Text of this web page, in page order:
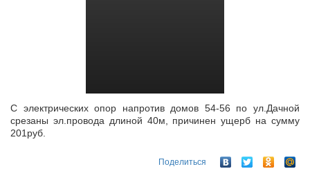
С электрических опор напротив домов 54-56 по ул.Дачной
срезаны эл.провода длиной 40м, причинен ущерб на сумму
201руб.
Поделиться